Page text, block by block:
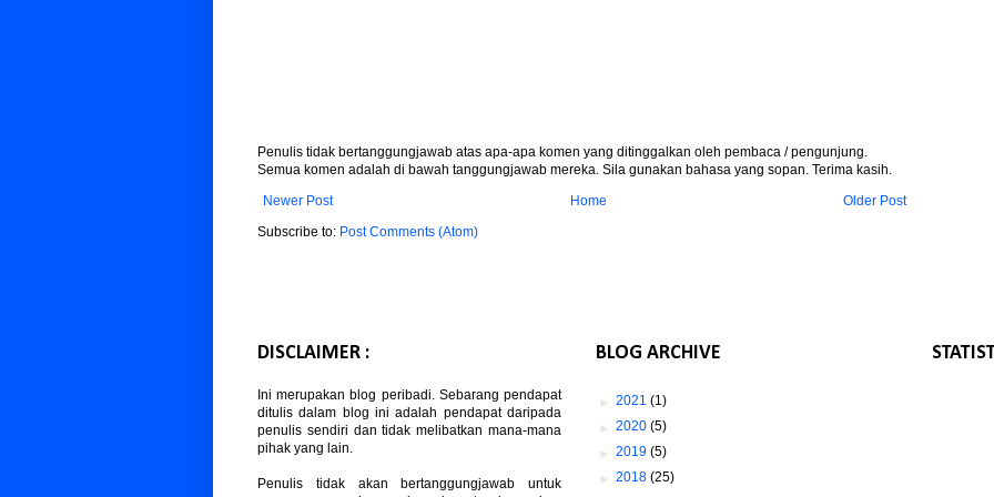
Penulis tidak bertanggungjawab atas apa-apa komen yang ditinggalkan oleh pembaca / pengunjung.
Semua komen adalah di bawah tanggungjawab mereka. Sila gunakan bahasa yang sopan. Terima kasih.
Newer Post
Older Post
Home
Subscribe to: Post Comments (Atom)
DISCLAIMER :
Ini merupakan blog peribadi. Sebarang pendapat
ditulis dalam blog ini adalah pendapat daripada
penulis sendiri dan tidak melibatkan mana-mana
pihak yang lain.
Penulis tidak akan bertanggungjawab untuk
BLOG ARCHIVE
► 2021 (1)
► 2020 (5)
► 2019 (5)
► 2018 (25)